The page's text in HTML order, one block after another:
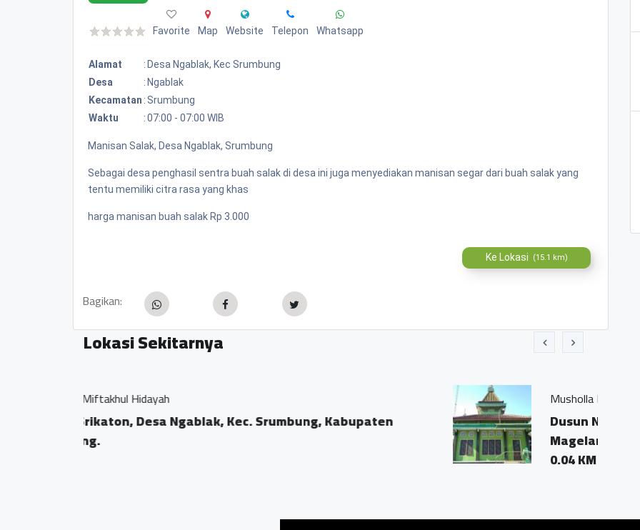
Favorite Map Website Telepon Whatsapp
Alamat : Desa Ngablak, Kec Srumbung
Desa
: Ngablak
Kecamatan : Srumbung
Waktu
:07:00 - 07:00 WIB
Manisan Salak, Desa Ngablak, Srumbung
Sebagai desa penghasil sentra buah salak di desa ini juga menyediakan manisan segar dari buah salak yang
tentu memiliki citra rasa yang khas
harga manisan buah salak Rp 3.000
Ke Lokasi (15.1 km)
Bagikan:
Lokasi Sekitarnya
Dusun Ngablak, Desa Ngablak, Kec. Srumbung, Kabupaten